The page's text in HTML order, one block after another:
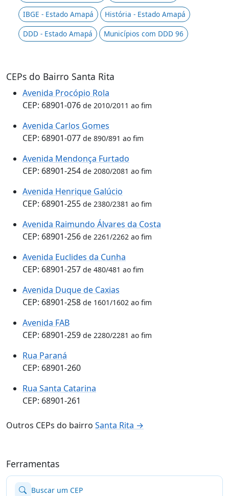
IBGE - Estado Amapá
História - Estado Amapá
DDD - Estado Amapá
Municípios com DDD 96
CEPs do Bairro Santa Rita
Avenida Procópio Rola
CEP: 68901-076 de 2010/2011 ao fim
Avenida Carlos Gomes
CEP: 68901-077 de 890/891 ao fim
Avenida Mendonça Furtado
CEP: 68901-254 de 2080/2081 ao fim
Avenida Henrique Galúcio
CEP: 68901-255 de 2380/2381 ao fim
Avenida Raimundo Álvares da Costa
CEP: 68901-256 de 2261/2262 ao fim
Avenida Euclides da Cunha
CEP: 68901-257 de 480/481 ao fim
Avenida Duque de Caxias
CEP: 68901-258 de 1601/1602 ao fim
Avenida FAB
CEP: 68901-259 de 2280/2281 ao fim
Rua Paraná
CEP: 68901-260
Rua Santa Catarina
CEP: 68901-261
Outros CEPs do bairro Santa Rita →
Ferramentas
Buscar um CEP